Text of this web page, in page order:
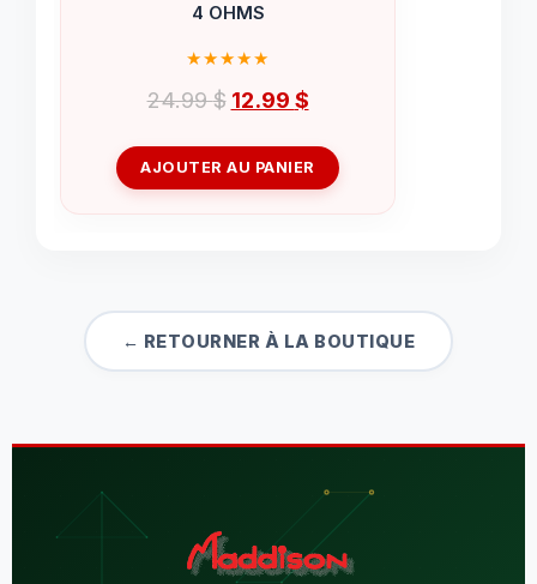
4 OHMS
24.99$ Le
initial
12.99 $Le
actuel
AJOUTER AU PANIER
← RETOURNER À LA BOUTIQUE